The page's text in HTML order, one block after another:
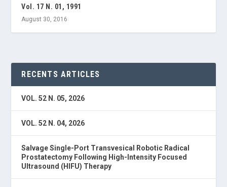
Vol. 17 N. 01, 1991
August 30, 2016
RECENTS ARTICLES
VOL. 52 N. 05, 2026
VOL. 52 N. 04, 2026
Salvage Single-Port Transvesical Robotic Radical
Prostatectomy Following High-Intensity Focused
Ultrasound (HIFU) Therapy